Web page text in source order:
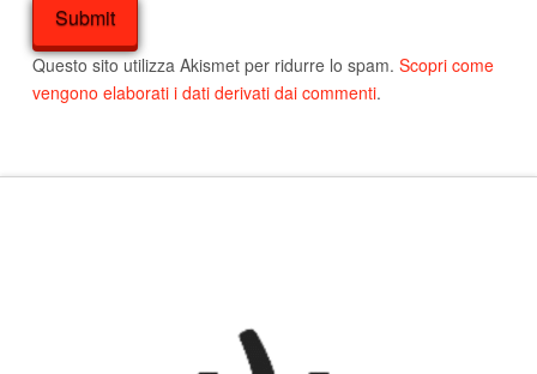
Questo sito utilizza Akismet per ridurre lo spam. Scopri come
vengono elaborati i dati derivati dai commenti.